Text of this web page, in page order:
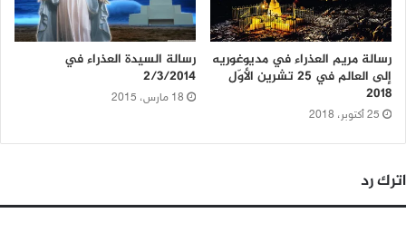
رسالة مريم العذراء في مديوغوريه
إلى العالم في 25 تشرين الأوّل
2018
25 أكتوبر، 2018
رسالة السيدة العذراء في
2/3/2014
18 مارس، 2015
اترك رد